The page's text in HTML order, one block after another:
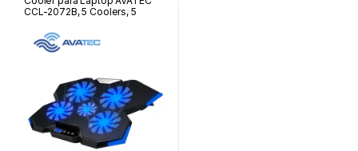
CCL-2072B, 5 Coolers, 5
15.6″ | CCL-2072B